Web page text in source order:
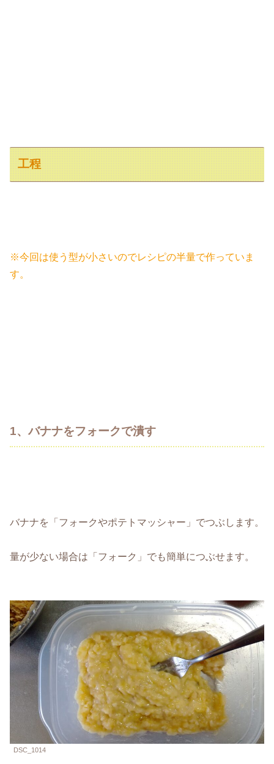
工程
※今回は使う型が小さいのでレシピの半量で作っていま
す。
1、バナナをフォークで潰す
バナナを「フォークやポテトマッシャー」でつぶします。
量が少ない場合は「フォーク」でも簡単につぶせます。
DSC_1014